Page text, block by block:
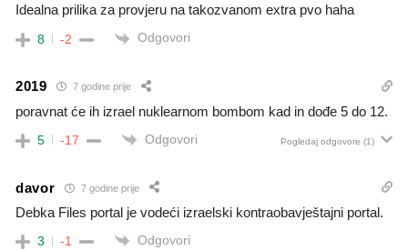
Idealna prilika za provjeru na takozvanom extra pvo haha
8 -2 Odgovori
2019 7 godine prije
poravnat će ih izrael nuklearnom bombom kad in dođe 5 do 12.
5 -17 Odgovori Pogledaj odgovore (1)
davor 7 godine prije
Debka Files portal je vodeći izraelski kontraobavještajni portal.
3 -1 Odgovori